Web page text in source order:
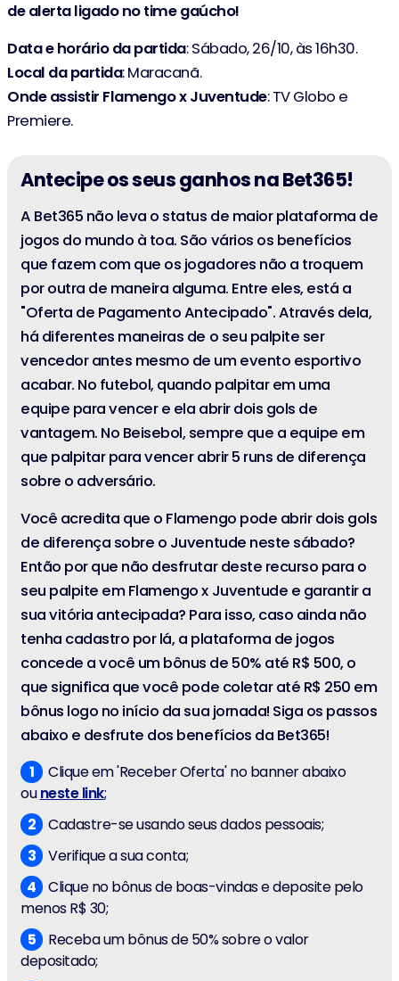
de alerta ligado no time gaúcho!
Data e horário da partida: Sábado, 26/10, às 16h30.
Local da partida: Maracanã.
Onde assistir Flamengo x Juventude: TV Globo e
Premiere.
Antecipe os seus ganhos na Bet365!
A Bet365 não leva o status de maior plataforma de
jogos do mundo à toa. São vários os benefícios
que fazem com que os jogadores não a troquem
por outra de maneira alguma. Entre eles, está a
"Oferta de Pagamento Antecipado". Através dela,
há diferentes maneiras de o seu palpite ser
vencedor antes mesmo de um evento esportivo
acabar. No futebol, quando palpitar em uma
equipe para vencer e ela abrir dois gols de
vantagem. No Beisebol, sempre que a equipe em
que palpitar para vencer abrir 5 runs de diferença
sobre o adversário.
Você acredita que o Flamengo pode abrir dois gols
de diferença sobre o Juventude neste sábado?
Então por que não desfrutar deste recurso para o
seu palpite em Flamengo x Juventude e garantir a
sua vitória antecipada? Para isso, caso ainda não
tenha cadastro por lá, a plataforma de jogos
concede a você um bônus de 50% até R$ 500, o
que significa que você pode coletar até R$ 250 em
bônus logo no início da sua jornada! Siga os passos
abaixo e desfrute dos benefícios da Bet365!
Clique em 'Receber Oferta' no banner abaixo
ouneste link;
Cadastre-se usando seus dados pessoais;
Verifique a sua conta;
Clique no bônus de boas-vindas e deposite pelo
menos R$ 30;
Receba um bônus de 50% sobre o valor
depositado;